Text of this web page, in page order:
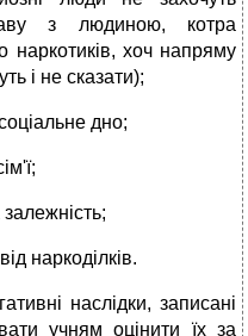
з людиною, котра
наркотиків, хоч напряму
і не сказати);
дно;
наркоділків.
наслідки, записані
учням оцінити їх за